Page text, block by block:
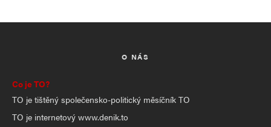
O NÁS
Co je TO?
TO je tištěný společensko-politický měsíčník TO
TO je internetový www.denik.to